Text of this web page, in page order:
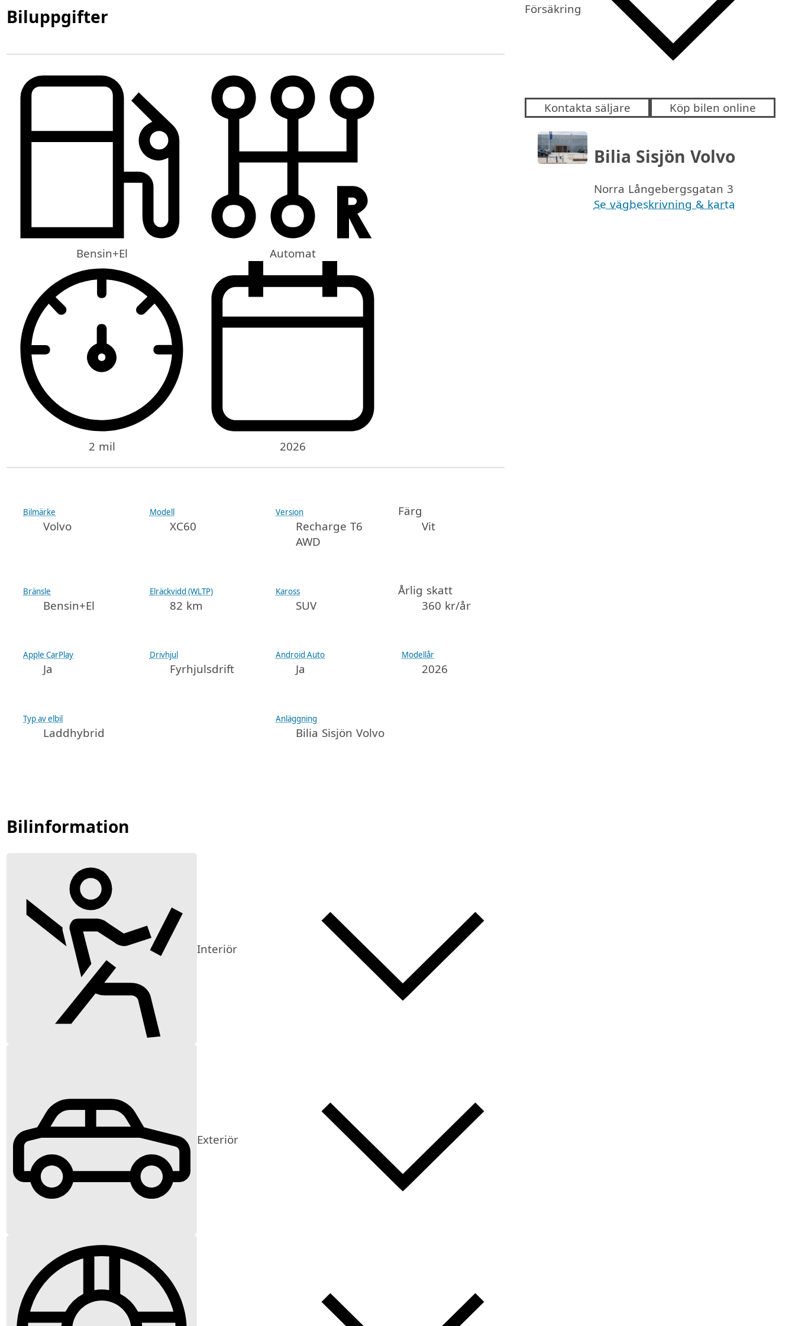
Försäkring
Kontakta säljare Köp bilen online
Bilia Sisjön Volvo
Norra Långebergsgatan 3
Se vägbeskrivning & karta
Biluppgifter
Bensin+El Automat
2 mil 2026
Bilmärke
Volvo
Modell
XC60
Version
Recharge T6
AWD
Färg
Vit
Bränsle
Bensin+El
Elräckvidd (WLTP)
82 km
Kaross
SUV
Årlig skatt
360 kr/år
Apple CarPlay
Ja
Drivhjul
Fyrhjulsdrift
Android Auto
Ja
Modellår
2026
Typ av elbil
Laddhybrid
Anläggning
Bilia Sisjön Volvo
Bilinformation
Interiör
Exteriör